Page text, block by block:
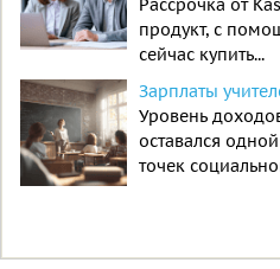
Рассрочка от
продукт, с
сейчас купить...
Зарплаты
Уровень
оставался
точек